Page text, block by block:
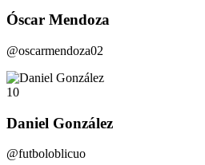
Óscar Mendoza
@oscarmendoza02
10
Daniel González
@futboloblicuo